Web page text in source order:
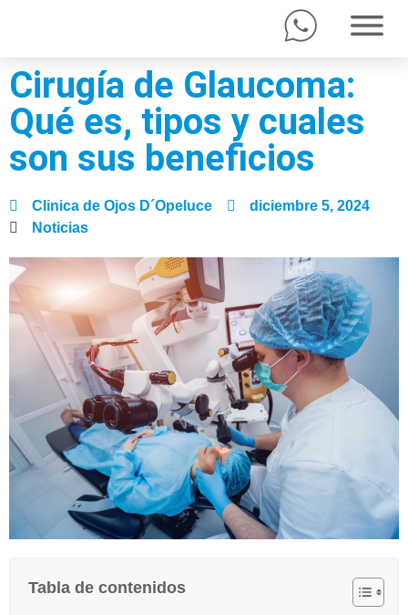
Cirugía de Glaucoma:
Qué es, tipos y cuales
son sus beneficios
Clinica de Ojos D´Opeluce
diciembre 5, 2024
Noticias
Tabla de contenidos